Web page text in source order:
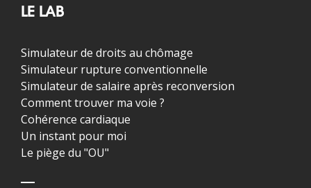
LE LAB
Simulateur de droits au chômage
Simulateur rupture conventionnelle
Simulateur de salaire après reconversion
Comment trouver ma voie ?
Cohérence cardiaque
Un instant pour moi
Le piège du "OU"